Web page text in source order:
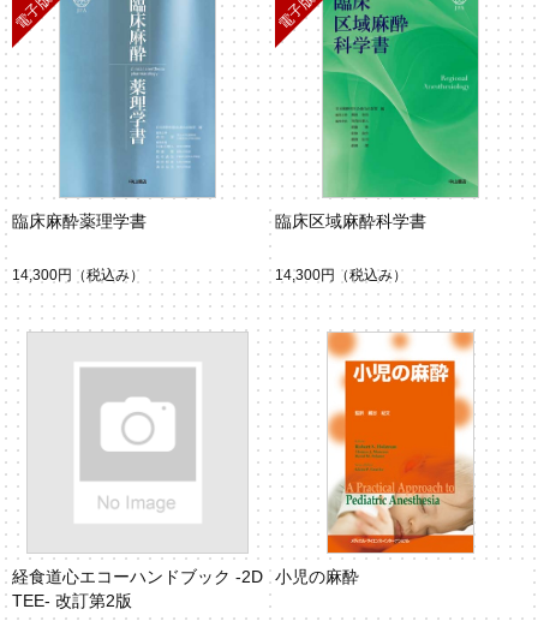
臨床麻酔薬理学書
14,300円 （税込み）
臨床区域麻酔科学書
14,300円 （税込み）
経食道心エコーハンドブック -2D
TEE- 改訂第2版
小児の麻酔